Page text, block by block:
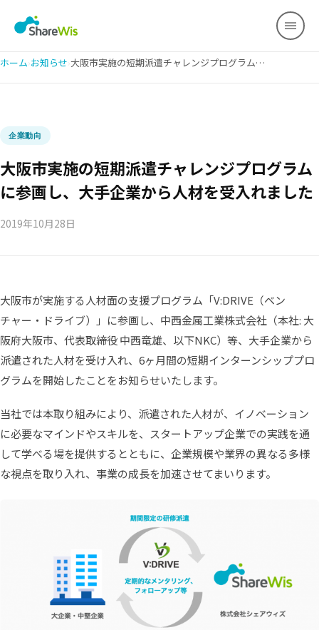
ホーム お知らせ 大阪市実施の短期派遣チャレンジプログラムに参画し、大手企業から人材を受入れました
企業動向
大阪市実施の短期派遣チャレンジプログラム
に参画し、大手企業から人材を受入れました
2019年10月28日
大阪市が実施する人材面の支援プログラム「V:DRIVE（ベン
チャー・ドライブ）」に参画し、中西金属工業株式会社（本社: 大
阪府大阪市、代表取締役 中西竜雄、以下NKC）等、大手企業から
派遣された人材を受け入れ、6ヶ月間の短期インターンシッププロ
グラムを開始したことをお知らせいたします。
当社では本取り組みにより、派遣された人材が、イノベーション
に必要なマインドやスキルを、スタートアップ企業での実践を通
して学べる場を提供するとともに、企業規模や業界の異なる多様
な視点を取り入れ、事業の成長を加速させてまいります。